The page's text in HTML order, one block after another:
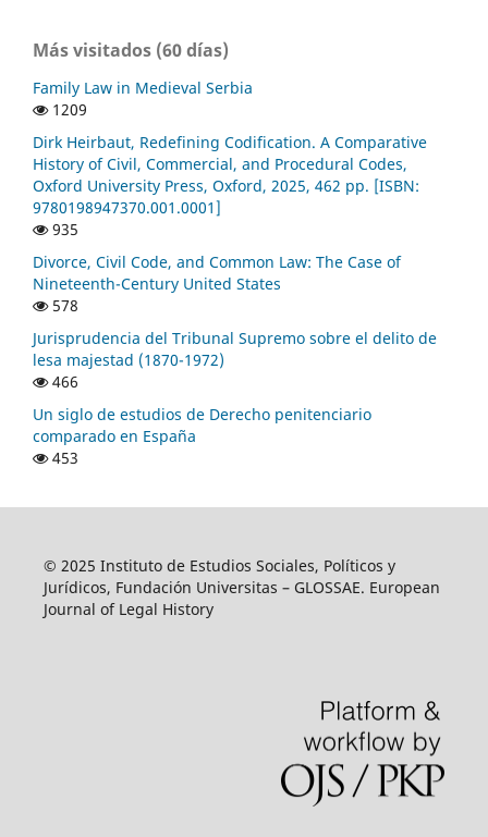
Más visitados (60 días)
Family Law in Medieval Serbia
1209
Dirk Heirbaut, Redefining Codification. A Comparative
History of Civil, Commercial, and Procedural Codes,
Oxford University Press, Oxford, 2025, 462 pp. [ISBN:
9780198947370.001.0001]
935
Divorce, Civil Code, and Common Law: The Case of
Nineteenth-Century United States
578
Jurisprudencia del Tribunal Supremo sobre el delito de
lesa majestad (1870-1972)
466
Un siglo de estudios de Derecho penitenciario
comparado en España
453
© 2025 Instituto de Estudios Sociales, Políticos y
Jurídicos, Fundación Universitas – GLOSSAE. European
Journal of Legal History